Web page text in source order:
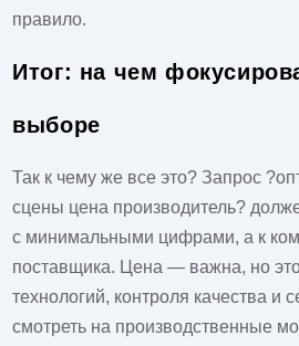
правило.
Итог: на чем
выборе
Так к чему же все это? Запрос
сцены цена производитель?
с минимальными цифрами, а к
поставщика. Цена — важна, но
технологий, контроля качества и
смотреть на производственные